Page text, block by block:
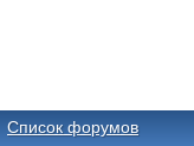
Список форумов